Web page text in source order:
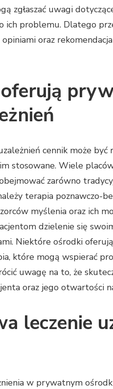
zgłaszać uwagi
ich problemu. Dlatego
oraz
cennik może
stosowane. Wiele
zarówno
terapia poznawczo-
myślenia oraz ich
dzielenie się
Niektóre ośrodki
które mogą wspierać
uwagę na to, że
oraz jego otwartości
leczenie
w prywatnym